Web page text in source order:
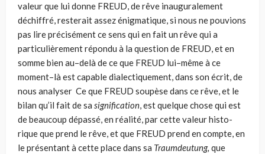
valeur que lui donne FREUD, de rêve inauguralement
déchiffré, resterait assez énigmatique, si nous ne pouvions
pas lire précisément ce sens qui en fait un rêve qui a
particulièrement répondu à la question de FREUD, et en
somme bien au–delà de ce que FREUD lui–même à ce
moment–là est capable dialectiquement, dans son écrit, de
nous analyser Ce que FREUD soupèse dans ce rêve, et le
bilan qu’il fait de sa signification, est quelque chose qui est
de beaucoup dépassé, en réalité, par cette valeur histo­
rique que prend le rêve, et que FREUD prend en compte, en
le présentant à cette place dans sa Traumdeutung, que